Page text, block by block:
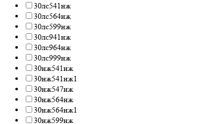
30лс541нж
30лс564нж
30лс599нж
30лс941нж
30лс964нж
30лс999нж
30нж541нж
30нж541нж1
30нж547нж
30нж564нж
30нж564нж1
30нж599нж